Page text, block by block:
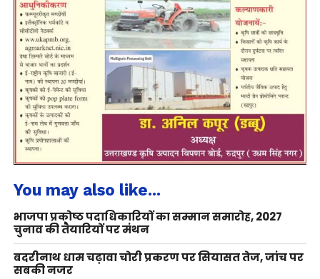
You may also like...
भाजपा प्रकोष्ठ पदाधिकारियों का सम्मान समारोह, 2027
चुनाव की तैयारियों पर मंथन
बदरीनाथ धाम चढ़ावा चोरी प्रकरण पर सियासत तेज, जांच पर
सबकी नजर